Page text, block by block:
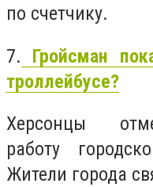
по счетчику.
7. Гройсман
троллейбусе?
Херсонцы
работу
Жители города